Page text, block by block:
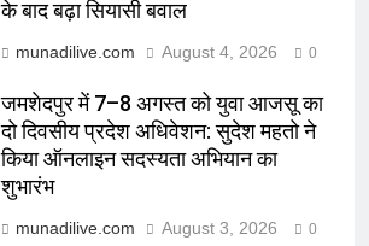
के बाद बढ़ा सियासी बवाल
munadilive.com August 4, 2026 0
जमशेदपुर में 7–8 अगस्त को युवा आजसू का
दो दिवसीय प्रदेश अधिवेशन: सुदेश महतो ने
किया ऑनलाइन सदस्यता अभियान का
शुभारंभ
munadilive.com August 3, 2026 0